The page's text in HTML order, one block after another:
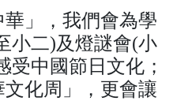
」，我們會為學
小二)及燈謎會(小
受中國節日文化；
化周」，更會讓